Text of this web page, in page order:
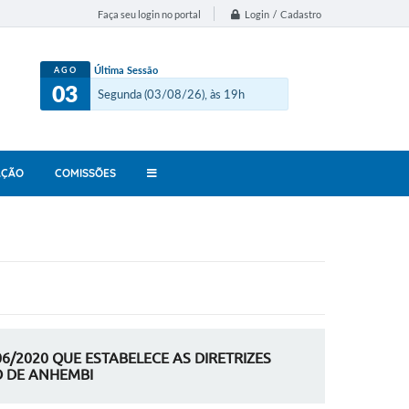
Faça seu login no portal Login / Cadastro
AGO
03
Última Sessão
Segunda (03/08/26), às 19h
COMISSÕES
2020 QUE ESTABELECE AS DIRETRIZES
DE ANHEMBI